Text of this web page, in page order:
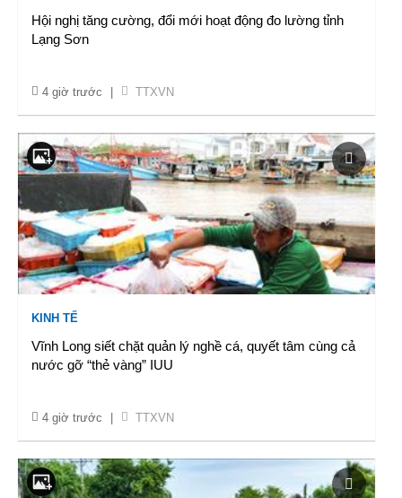
Hội nghị tăng cường, đổi mới hoạt động đo lường tỉnh
Lạng Sơn
4 giờ trước TTXVN
KINH TẾ
Vĩnh Long siết chặt quản lý nghề cá, quyết tâm cùng cả
nước gỡ “thẻ vàng” IUU
4 giờ trước TTXVN